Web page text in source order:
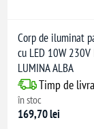
Corp de iluminat
cu LED 10W
LUMINA ALBA
Timp de
în stoc
169,70 lei